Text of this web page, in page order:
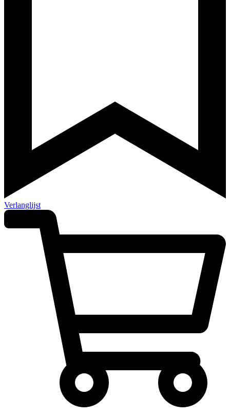
Verlanglijst